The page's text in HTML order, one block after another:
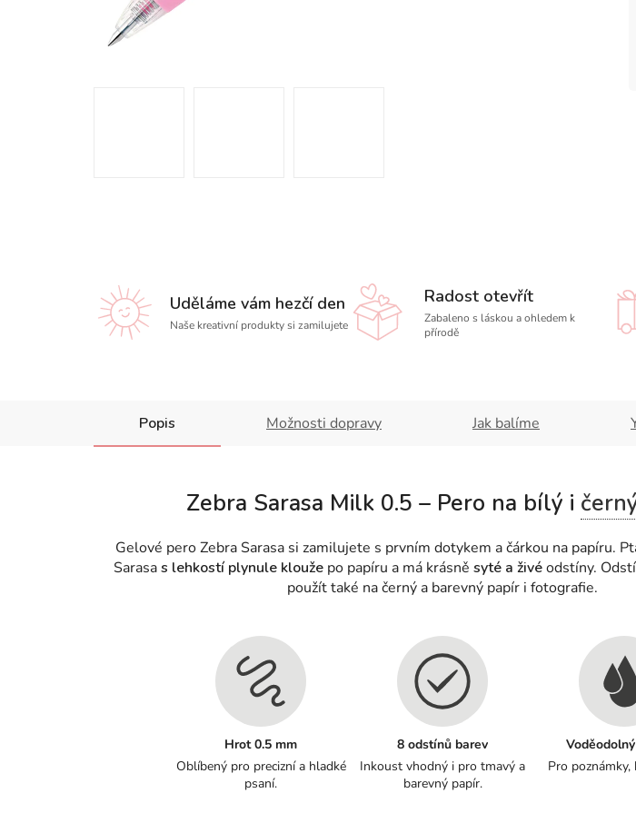
Uděláme vám hezčí den
Naše kreativní produkty si zamilujete
Radost otevřít
Zabaleno s láskou a ohledem k
přírodě
Popis Možnosti dopravy Jak balíme
Zebra Sarasa Milk 0.5 – Pero na bílý i
Gelové pero Zebra Sarasa si zamilujete s prvním dotykem a čárkou na papíru.
Sarasas lehkostí plynule kloužepo papíru a má krásně syté a živéodstíny.
použít také na černý a barevný papír i fotografie.
Hrot 0.5 mm
Oblíbený pro precizní a hladké
psaní.
8 odstínů barev
Inkoust vhodný i pro tmavý a
barevný papír.
Pro poznámky,